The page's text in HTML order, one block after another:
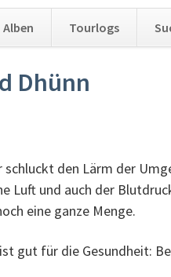
Alben Tourlogs
Dhünn
schluckt den Lärm der
Luft und auch der
eine ganze Menge.
gut für die Gesundheit: